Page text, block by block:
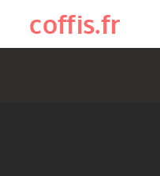
content
coffis.fr